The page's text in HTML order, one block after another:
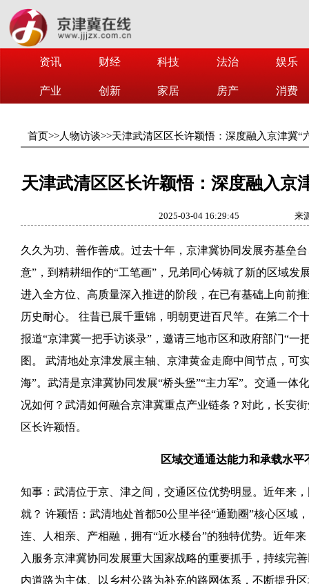
资讯 财经 科技 法治 娱乐
产业 创新 家居 房产 消费
首页>>人物访谈>>天津武清区区长许颖悟：深度融入京津冀“
天津武清区区长许颖悟：深度融入京
2025-03-04 16:29:45 来
久久为功、善作善成。过去十年，京津冀协同发展夯基垒
意”，到精耕细作的“工笔画”，兄弟同心铸就了新的区域发
进入全方位、高质量深入推进的阶段，在已有基础上向前
历史耐心。 往昔已展千重锦，明朝更进百尺竿。在第二个
报道“京津冀一把手访谈录”，邀请三地市区和政府部门“一
图。 武清地处京津发展主轴、京津黄金走廊中间节点，可
海”。武清是京津冀协同发展“桥头堡”“主力军”。交通一体
况如何？武清如何融合京津冀重点产业链条？对此，长安
区长许颖悟。
区域交通通达能力和承载水平
知事：武清位于京、津之间，交通区位优势明显。近年来
就？ 许颖悟：武清地处首都50公里半径“通勤圈”核心区域
连、人相亲、产相融，拥有“近水楼台”的独特优势。近年
入服务京津冀协同发展重大国家战略的重要抓手，持续完
内道路为主体、以乡村公路为补充的路网体系，不断提升